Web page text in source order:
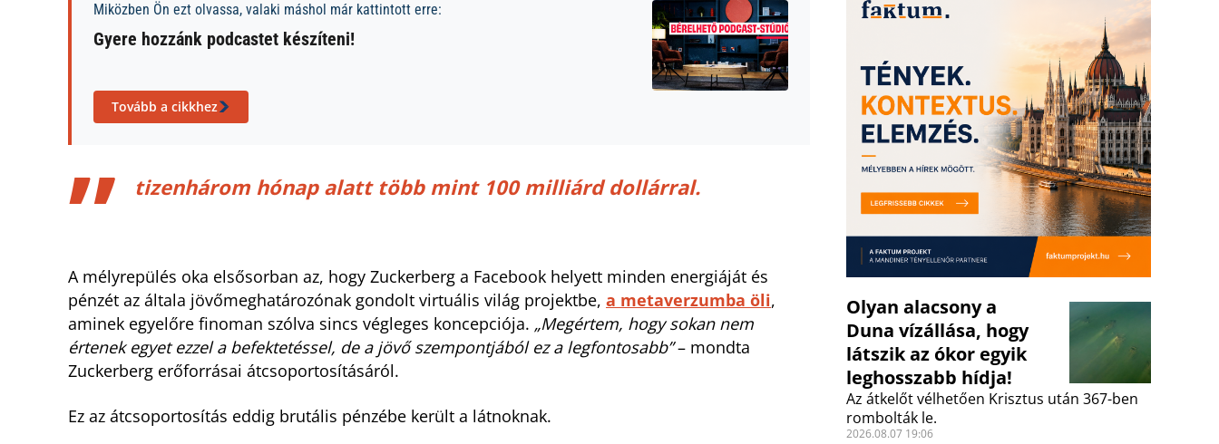
Miközben Ön ezt olvassa, valaki máshol már kattintott erre:
Gyere hozzánk podcastet készíteni!
Tovább a cikkhez
tizenhárom hónap alatt több mint 100 milliárd dollárral.
A mélyrepülés oka elsősorban az, hogy Zuckerberg a Facebook helyett minden energiáját és
pénzét az általa jövőmeghatározónak gondolt virtuális világ projektbe, a metaverzumba öli,
aminek egyelőre finoman szólva sincs végleges koncepciója. „Megértem, hogy sokan nem
értenek egyet ezzel a befektetéssel, de a jövő szempontjából ez a legfontosabb”– mondta
Zuckerberg erőforrásai átcsoportosításáról.
Ez az átcsoportosítás eddig brutális pénzébe került a látnoknak.
Olyan alacsony a
Duna vízállása, hogy
látszik az ókor egyik
leghosszabb hídja!
Az átkelőt vélhetően Krisztus után 367-ben
rombolták le.
2026.08.07 19:06